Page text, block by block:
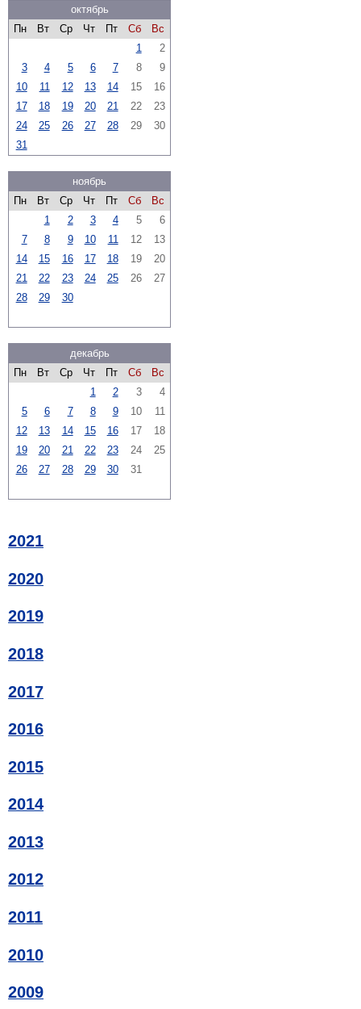
октябрь
Пн
Вт Ср Чт Пт Сб
Вс
1
2
3
4 5 6 7 8
9
10
11 12 13 14 15
16
17
18 19 20 21 22
23
24
25 26 27 28 29
30
31
ноябрь
Пн
Вт Ср Чт Пт Сб
Вс
1
2 3 4 5
6
7
8 9 10 11 12
13
14
15 16 17 18 19
20
21
22 23 24 25 26
27
28
29 30
декабрь
Пн
Вт Ср Чт Пт Сб
Вс
1
2 3
4
5
6 7 8 9 10
11
12
13 14 15 16 17
18
19
20 21 22 23 24
25
26
27 28 29 30 31
2021
2020
2019
2018
2017
2016
2015
2014
2013
2012
2011
2010
2009